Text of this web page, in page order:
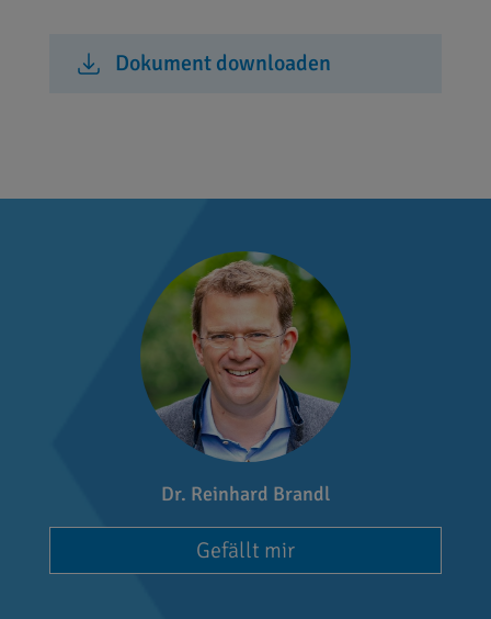
Dokument downloaden
Dr. Reinhard Brandl
Gefällt mir